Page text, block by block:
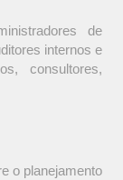
de
internos e
consultores,
o planejamento